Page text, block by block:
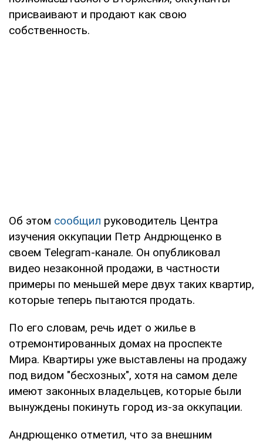
присваивают и продают как свою
собственность.
Об этом сообщил руководитель Центра
изучения оккупации Петр Андрющенко в
своем Telegram-канале. Он опубликовал
видео незаконной продажи, в частности
примеры по меньшей мере двух таких квартир,
которые теперь пытаются продать.
По его словам, речь идет о жилье в
отремонтированных домах на проспекте
Мира. Квартиры уже выставлены на продажу
под видом "бесхозных", хотя на самом деле
имеют законных владельцев, которые были
вынуждены покинуть город из-за оккупации.
Андрющенко отметил, что за внешним